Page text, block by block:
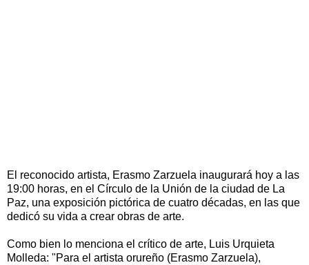
El reconocido artista, Erasmo Zarzuela inaugurará hoy a las
19:00 horas, en el Círculo de la Unión de la ciudad de La
Paz, una exposición pictórica de cuatro décadas, en las que
dedicó su vida a crear obras de arte.
Como bien lo menciona el crítico de arte, Luis Urquieta
Molleda: "Para el artista orureño (Erasmo Zarzuela),